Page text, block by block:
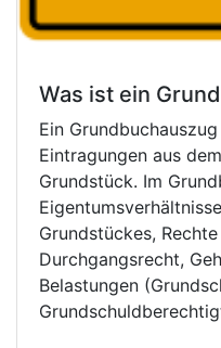
Was ist ein
Ein
Eintragungen aus
Grundstück. Im
Grundstückes,
Durchgangsrecht,
Belastungen